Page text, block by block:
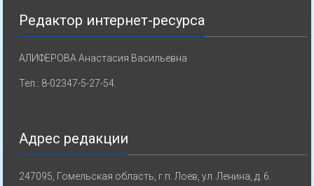
Редактор интернет-ресурса
АЛИФЕРОВА Анастасия Васильевна
Тел.: 8-02347-5-27-54.
Адрес редакции
247095, Гомельская область, г.п. Лоев, ул. Ленина, д. 6.